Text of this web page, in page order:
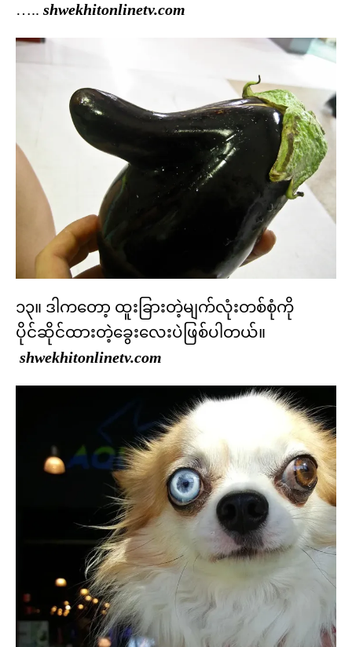
….. shwekhitonlinetv.com
၁၃။ ဒါကတော့ ထူးခြားတဲ့မျက်လုံးတစ်စုံကို
ပိုင်ဆိုင်ထားတဲ့ခွေးလေးပဲဖြစ်ပါတယ်။
shwekhitonlinetv.com